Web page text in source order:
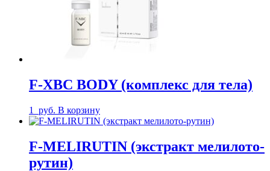
F-XBC BODY (комплекс для тела)
1 руб. В корзину
F-MELIRUTIN (экстракт мелилото-
рутин)